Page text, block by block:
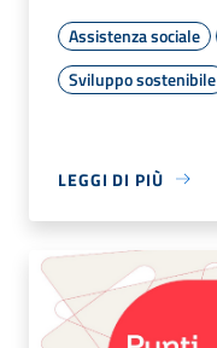
Assistenza sociale
Sviluppo sostenibile
LEGGI DI PIÙ